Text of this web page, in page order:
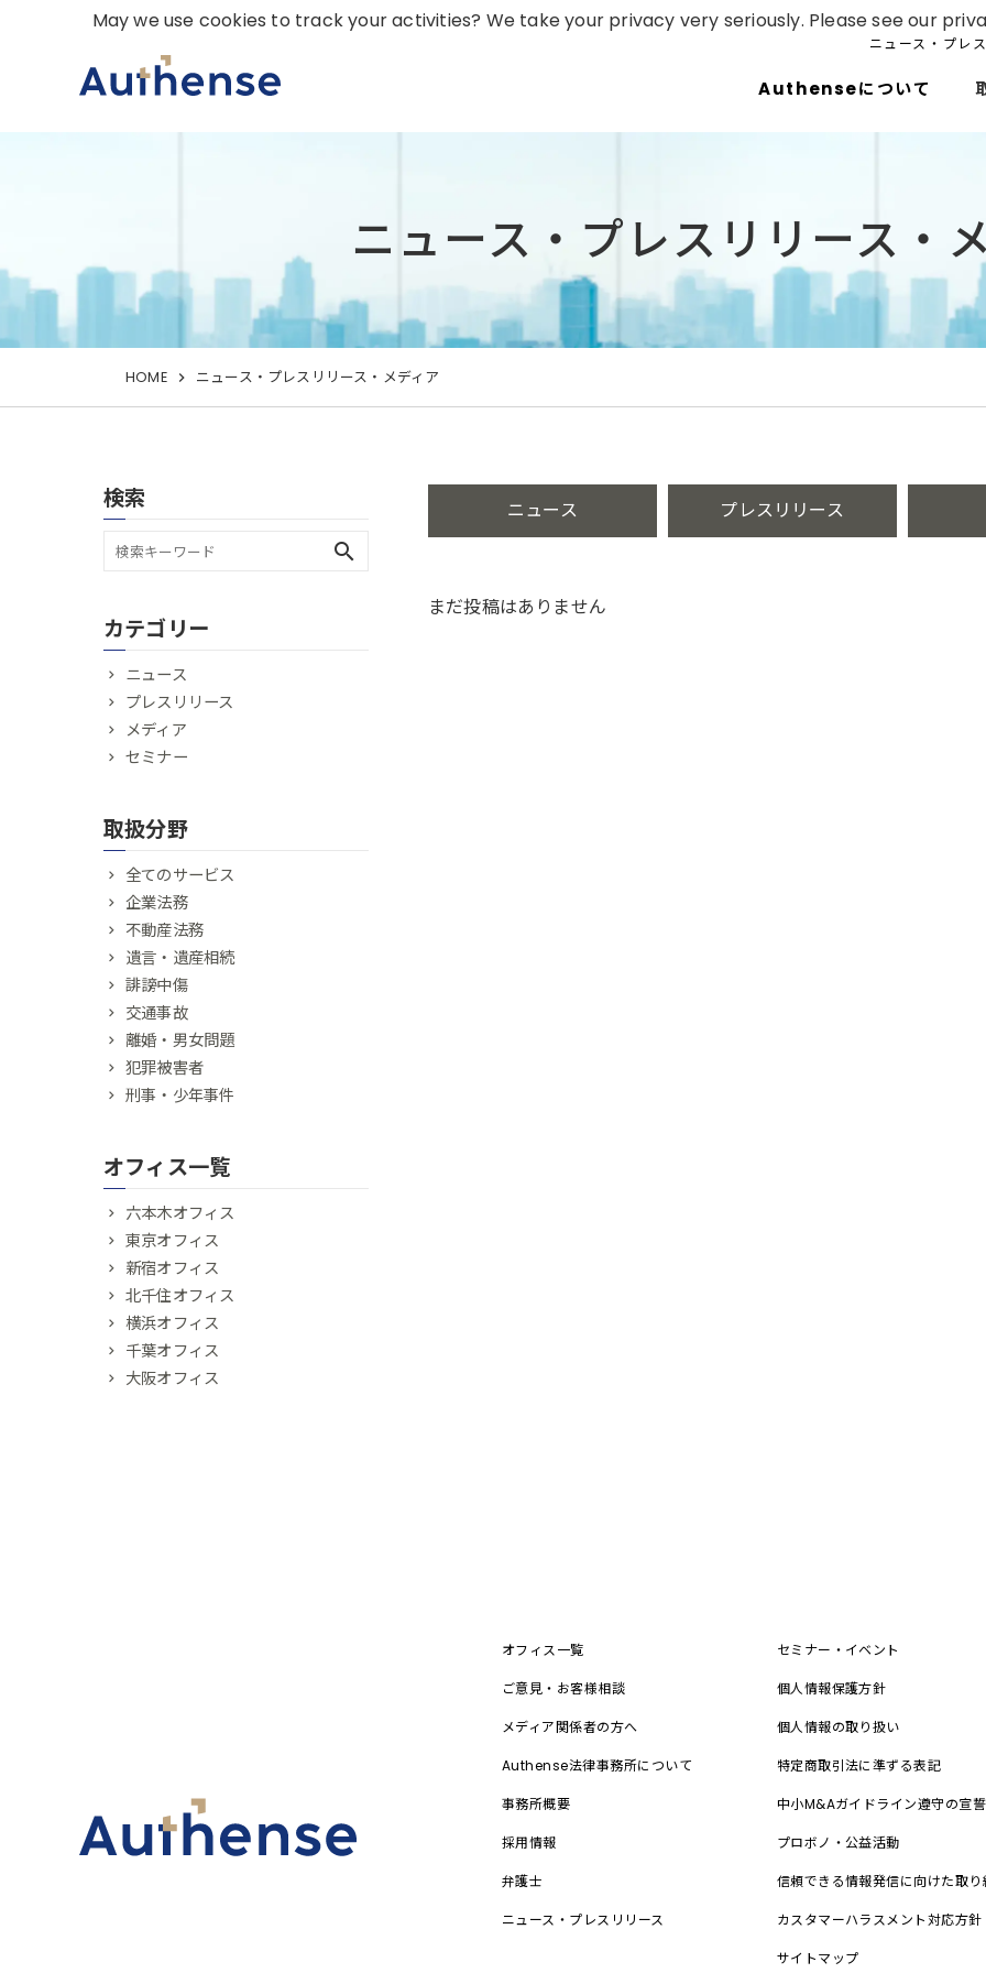
ニュース・プレ
Authenseについて
ニュース・プレスリリース・
HOME ニュース・プレスリリース・メディア
ニュース プレスリリース
まだ投稿はありません
検索
search
カテゴリー
ニュース
プレスリリース
メディア
セミナー
取扱分野
全てのサービス
企業法務
不動産法務
遺言・遺産相続
誹謗中傷
交通事故
離婚・男女問題
犯罪被害者
刑事・少年事件
オフィス一覧
六本木オフィス
東京オフィス
新宿オフィス
北千住オフィス
横浜オフィス
千葉オフィス
大阪オフィス
オフィス一覧
ご意見・お客様相談
メディア関係者の方へ
Authense法律事務所について
事務所概要
採用情報
弁護士
ニュース・プレスリリース
セミナー・イベント
個人情報保護方針
個人情報の取り扱い
特定商取引法に準ずる表記
中小M&Aガイドライン遵守の宣誓
プロボノ・公益活動
信頼できる情報発信に向けた取り
カスタマーハラスメント対応方針
サイトマップ
May we use cookies to track your activities? We take your privacy very seriously. Please see our